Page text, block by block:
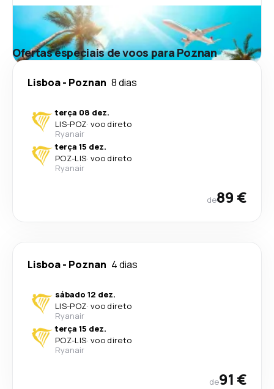
Ofertas especiais de voos para Poznan
Lisboa- Poznan 8 dias
terça 08 dez.
LIS-POZ· voo direto
Ryanair
terça 15 dez.
POZ-LIS· voo direto
Ryanair
de89 €
Lisboa- Poznan 4 dias
sábado 12 dez.
LIS-POZ· voo direto
Ryanair
terça 15 dez.
POZ-LIS· voo direto
Ryanair
de91 €